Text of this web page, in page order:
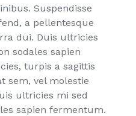
Suspendisse
a pellentesque
dui. Duis ultricies
sodales sapien
turpis a sagittis
sem, vel molestie
ultricies mi sed
sapien fermentum.